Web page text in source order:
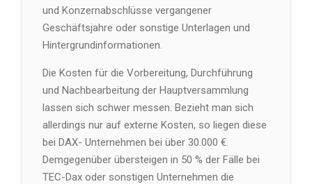
und Konzernabschlüsse vergangener
Geschäftsjahre oder sonstige Unterlagen und
Hintergrundinformationen.
Die Kosten für die Vorbereitung, Durchführung
und Nachbearbeitung der Hauptversammlung
lassen sich schwer messen. Bezieht man sich
allerdings nur auf externe Kosten, so liegen diese
bei DAX- Unternehmen bei über 30.000 €.
Demgegenüber übersteigen in 50 % der Fälle bei
TEC-Dax oder sonstigen Unternehmen die